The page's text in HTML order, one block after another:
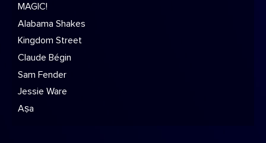
MAGIC!
Alabama Shakes
Kingdom Street
Claude Bégin
Sam Fender
Jessie Ware
Aṣa